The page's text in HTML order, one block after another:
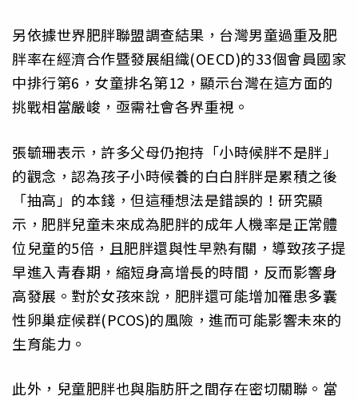
另依據世界肥胖聯盟調查結果，台灣男童過重及肥
胖率在經濟合作暨發展組織(OECD)的33個會員國家
中排行第6，女童排名第12，顯示台灣在這方面的
挑戰相當嚴峻，亟需社會各界重視。
張毓珊表示，許多父母仍抱持「小時候胖不是胖」
的觀念，認為孩子小時候養的白白胖胖是累積之後
「抽高」的本錢，但這種想法是錯誤的！研究顯
示，肥胖兒童未來成為肥胖的成年人機率是正常體
位兒童的5倍，且肥胖還與性早熟有關，導致孩子提
早進入青春期，縮短身高增長的時間，反而影響身
高發展。對於女孩來說，肥胖還可能增加罹患多囊
性卵巢症候群(PCOS)的風險，進而可能影響未來的
生育能力。
此外，兒童肥胖也與脂肪肝之間存在密切關聯。當